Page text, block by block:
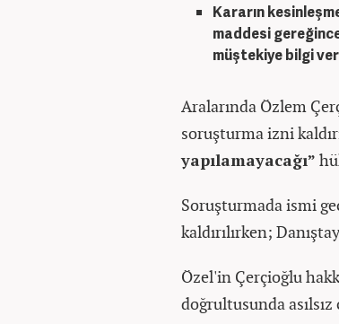
Kararın
maddesi
müştekiye bilgi
Aralarında Özlem
soruşturma izni
yapılamayacağı”
Soruşturmada ismi
kaldırılırken;
Özel'in Çerçioğlu
doğrultusunda asılsız